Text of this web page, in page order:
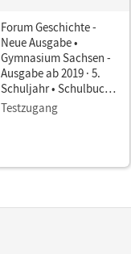
Forum Geschichte -
Neue Ausgabe •
Gymnasium Sachsen -
Ausgabe ab 2019 · 5.
Schuljahr • Schulbuch
als E-Book Mit Medien
Testzugang